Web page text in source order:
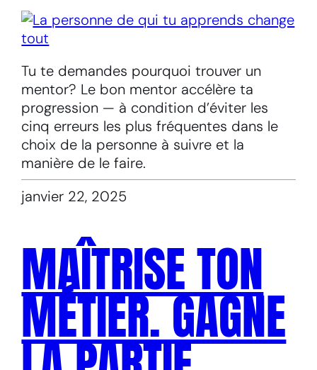
Tu te demandes pourquoi trouver un
mentor? Le bon mentor accélère ta
progression — à condition d’éviter les
cinq erreurs les plus fréquentes dans le
choix de la personne à suivre et la
manière de le faire.
janvier 22, 2025
MAÎTRISE TON
MÉTIER. GAGNE